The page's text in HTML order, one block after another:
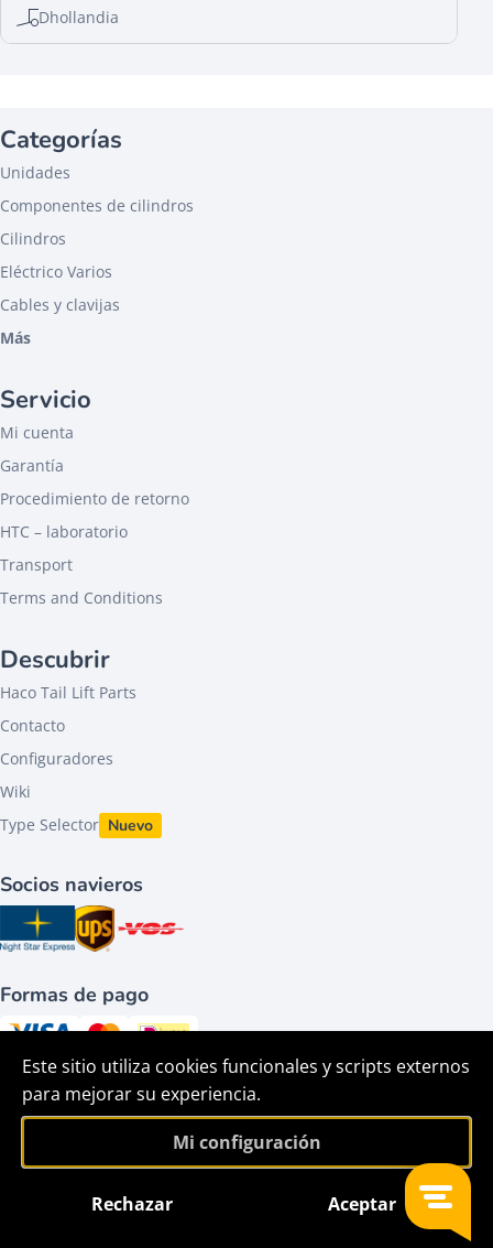
Este sitio utiliza cookies funcionales y scripts externos
para mejorar su experiencia.
Mi configuración
Rechazar Aceptar
Dhollandia
Categorías
Unidades
Componentes de cilindros
Cilindros
Eléctrico Varios
Cables y clavijas
Más
Servicio
Mi cuenta
Garantía
Procedimiento de retorno
HTC – laboratorio
Transport
Terms and Conditions
Descubrir
Haco Tail Lift Parts
Contacto
Configuradores
Wiki
Type Selector Nuevo
Socios navieros
Formas de pago
Síguenos en
©2026 - HACO parts bv - Todos los derechos reservados